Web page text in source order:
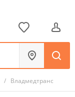
/ Владмедтранс